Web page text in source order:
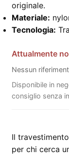
originale.
Materiale:
Tecnologia:
Attualmente
Nessun
Disponibile in
consiglio senza
Il
per chi cerca